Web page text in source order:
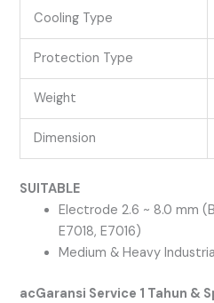
Cooling Type
Protection Type
Weight
Dimension
SUITABLE
Electrode 2.6 ~ 8.0 mm
E7018, E7016)
Medium & Heavy
acGaransi Service 1 Tahun &